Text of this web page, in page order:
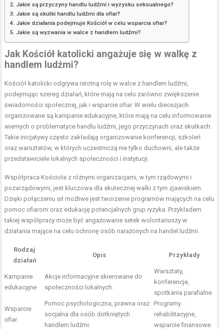
Jakie są przyczyny handlu ludźmi i wyzysku seksualnego?
Jakie są skutki handlu ludźmi dla ofiar?
Jakie działania podejmuje Kościół w celu wsparcia ofiar?
Jakie są wyzwania w walce z handlem ludźmi?
Jak Kościół katolicki angażuje się w walkę z
handlem ludźmi?
Kościół katolicki odgrywa istotną rolę w walce z handlem ludźmi,
podejmując szereg działań, które mają na celu zarówno zwiększenie
świadomości społecznej, jak i wsparcie ofiar. W wielu diecezjach
organizowane są kampanie edukacyjne, które mają na celu informowanie
wiernych o problematyce handlu ludźmi, jego przyczynach oraz skutkach.
Takie inicjatywy często zakładają organizowanie konferencji, szkoleń
oraz warsztatów, w których uczestniczą nie tylko duchowni, ale także
przedstawiciele lokalnych społeczności i instytucji.
Współpraca Kościoła z różnymi organizacjami, w tym rządowymi i
pozarządowymi, jest kluczowa dla skutecznej walki z tym zjawiskiem.
Dzięki połączeniu sił możliwe jest tworzenie programów mających na celu
pomoc ofiarom oraz edukację potencjalnych grup ryzyka. Przykładem
takiej współpracy może być angażowanie setek wolontariuszy w
działania mające na celu ochronę osób narażonych na handel ludźmi.
Rodzaj
działań
Opis Przykłady
Kampanie
edukacyjne
Akcje informacyjne skierowane do
społeczności lokalnych.
Warsztaty,
konferencje,
spotkania parafialne.
Wsparcie
ofiar
Pomoc psychologiczna, prawna oraz
socjalna dla osób dotkniętych
handlem ludźmi.
Programy
rehabilitacyjne,
wsparcie finansowe.